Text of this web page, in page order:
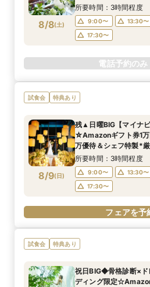
8/8(土)
×選べる2つのチャペル
学
所要時間：3時間程度
9:00〜
13:30〜
17:30〜
電話予約のみ
試食会 特典あり
8/9(日)
残▲日曜BIG【マイナ
☆Amazonギフト券1万
万優待＆シェフ特製*
◆選べる2つのチャペル
ンドアイテム展示！
所要時間：3時間程度
9:00〜
13:30〜
17:30〜
フェアを予
試食会 特典あり
祝日BIG◆骨格診断×ド
ディング限定